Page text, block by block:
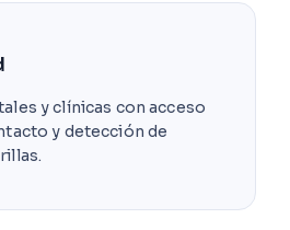
y clínicas con acceso
y detección de